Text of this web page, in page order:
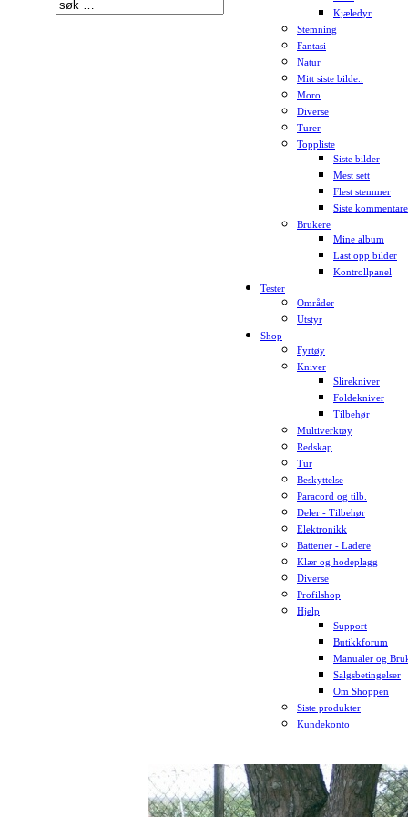
Kjæledyr
Stemning
Fantasi
Natur
Mitt siste bilde..
Moro
Diverse
Turer
Toppliste
Siste bilder
Mest sett
Flest stemmer
Siste
Brukere
Mine album
Last opp bilder
Kontrollpanel
Tester
Områder
Utstyr
Shop
Fyrtøy
Kniver
Slirekniver
Foldekniver
Tilbehør
Multiverktøy
Redskap
Tur
Beskyttelse
Paracord og tilb.
Deler - Tilbehør
Elektronikk
Batterier - Ladere
Klær og hodeplagg
Diverse
Profilshop
Hjelp
Support
Butikkforum
Manualer og
Salgsbetingelser
Om Shoppen
Siste produkter
Kundekonto